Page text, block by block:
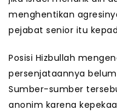
menghentikan
pejabat senior itu
Posisi Hizbullah
persenjataannya
Sumber-sumber
anonim karena